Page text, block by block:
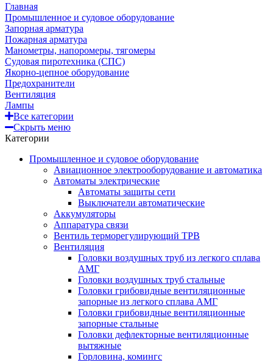
Главная
Промышленное и судовое оборудование
Запорная арматура
Пожарная арматура
Манометры, напоромеры, тягомеры
Судовая пиротехника (СПС)
Якорно-цепное оборудование
Предохранители
Вентиляция
Лампы
Все категории
Скрыть меню
Категории
Промышленное и судовое оборудование
Авиационное электрооборудование и автоматика
Автоматы электрические
Автоматы защиты сети
Выключатели автоматические
Аккумуляторы
Аппаратура связи
Вентиль терморегулирующий ТРВ
Вентиляция
Головки воздушных труб из легкого сплава
АМГ
Головки воздушных труб стальные
Головки грибовидные вентиляционные
запорные из легкого сплава АМГ
Головки грибовидные вентиляционные
запорные стальные
Головки дефлекторные вентиляционные
вытяжные
Горловина, комингс